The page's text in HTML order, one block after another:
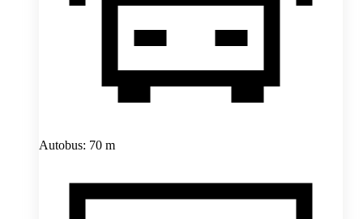
Autobus: 70 m